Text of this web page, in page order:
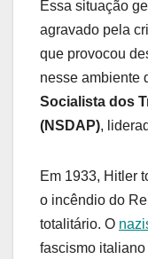
Essa situação
agravado pela
que provocou
nesse ambiente
Socialista dos
(NSDAP),
Em 1933, Hitler
o incêndio do
totalitário. O
fascismo